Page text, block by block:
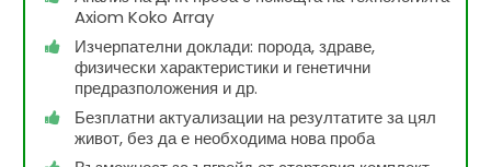
Axiom Koko Array
Изчерпателни доклади: порода, здраве,
физически характеристики и генетични
предразположения и др.
Безплатни актуализации на резултатите за цял
живот, без да е необходима нова проба